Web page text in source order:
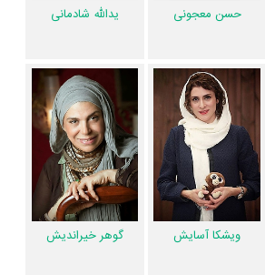
38ام بازیگران این اثر است. براساس امتیاز مردم فیلم گورکن یکی از 4 اثر
مجتبی علیزادهدر حرفه بازیگری محسوب می‌شود.
فیلم گورکن بدترین اثر
غلامعلی رضاییدر حرفه
گورکن اولین همکاری خود با بازیگرانی چون
،یدالله شادمانی، رضا بهبودی،ویشکا آسایش
سیاوش چراغی‌پور
و
حسن معجونی یدالله شادمانی
ویشکا آسایش گوهر خیراندیش